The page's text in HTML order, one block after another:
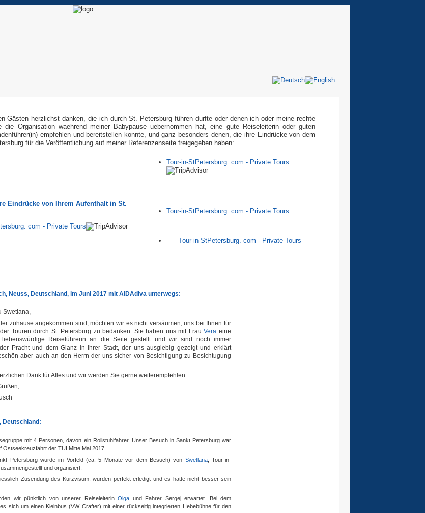
Gästen herzlichst danken, die ich durch St. Petersburg führen durfte oder denen ich oder meine rechte
die Organisation waehrend meiner Babypause uebernommen hat, eine gute Reiseleiterin oder guten
empfehlen und bereitstellen konnte, und ganz besonders denen, die ihre Eindrücke von dem
für die Veröffentlichung auf meiner Referenzenseite freigegeben haben:
Eindrücke von Ihrem Aufenthalt in St.
com - Private Tours
Tour-in-StPetersburg. com - Private Tours
Tour-in-StPetersburg. com - Private Tours
Tour-in-StPetersburg. com - Private Tours
, Neuss, Deutschland, im Juni 2017 mit AIDAdiva unterwegs:
Swetlana,
zuhause angekommen sind, möchten wir es nicht versäumen, uns bei Ihnen für
Touren durch St. Petersburg zu bedanken. Sie haben uns mit FrauVeraeine
liebenswürdige Reiseführerin an die Seite gestellt und wir sind noch immer
Pracht und dem Glanz in Ihrer Stadt, der uns ausgiebig gezeigt und erklärt
aber auch an den Herrn der uns sicher von Besichtigung zu Besichtugung
Dank für Alles und wir werden Sie gerne weiterempfehlen.
Deutschland:
mit 4 Personen, davon ein Rollstuhlfahrer. Unser Besuch in Sankt Petersburg war
Ostseekreuzfahrt der TUI Mitte Mai 2017.
Petersburg wurde im Vorfeld (ca. 5 Monate vor dem Besuch) von Swetlana, Tour-in-
und organisiert.
Zusendung des Kurzvisum, wurden perfekt erledigt und es hätte nicht besser sein
wir pünktlich von unserer Reiseleiterin Olga und Fahrer Sergej erwartet. Bei dem
sich um einen Kleinbus (VW Crafter) mit einer rückseitig integrierten Hebebühne für den